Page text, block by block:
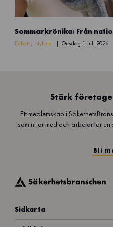
o
m
Debatt Nyheter Onsdag 1 Juli 2026
Stärk
Ett medlemskap i
som ni är med och arbetar för
Bli
Sidkarta